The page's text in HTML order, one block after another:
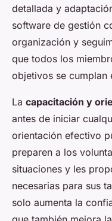
detallada y
software de gestión
organización y
que todos los
objetivos se cumplan
La capacitación y
antes de iniciar
orientación efectivo
preparen a los
situaciones y les
necesarias para sus
solo aumenta la